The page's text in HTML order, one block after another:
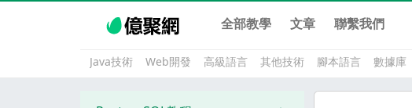
全部教學 文章 聯繫我們
Java技術 Web開發 高級語言 其他技術 腳本語言 數據庫